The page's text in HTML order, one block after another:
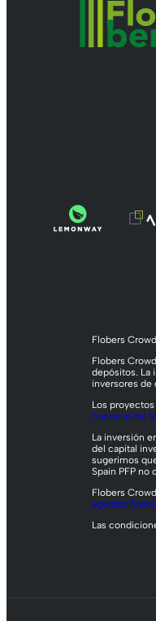
Flobers
Flobers
depósitos. La
inversores de
Los
Nacional del
La inversión
del capital
sugerimos
Spain PFP no
Flobers
agentes
Las